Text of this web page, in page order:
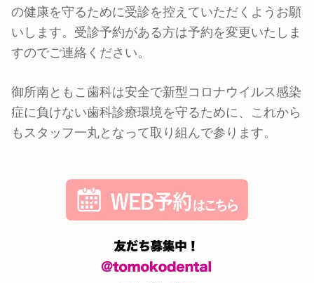
の健康を守るために受診を控えていただくようお願
いします。受診予約がある方は予約を変更いたしま
すのでご連絡ください。
御所南ともこ歯科は安全で新型コロナウイルス感染
症に負けない歯科診療環境を守るために、これから
もスタッフ一丸となって取り組んで参ります。